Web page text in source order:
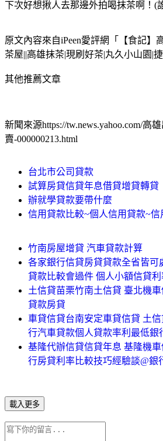
下次好想揪人去那邊外拍喝抹茶啊！(
原文內容來自iPeen愛評網「【食記】
茶屋||高雄抹茶|現刷好茶|丸久小山園|捷
其他推薦文章
新聞來源https://tw.news.yahoo.com/高
賣-000000213.html
台北市公司貸款
試算房貸信貸年息借貸增貸轉貸
辦就學貸款要帶什麼
信用貸款比較~個人信用貸款~信
竹南房屋增貸 汽車貸款計算
各家銀行信貸房貸貸款全省皆可
貸款比較會過件 個人小額信貸利
土信貸苗栗竹南土信貸 臺北機
貸款房貸
車貸信貸台南安定車貸信貸 土
行汽車貸款個人貸款率利最低銀
基隆代辦信貸信貸年息 基隆機
行房貸利率比較技巧經驗談@銀
載入更多